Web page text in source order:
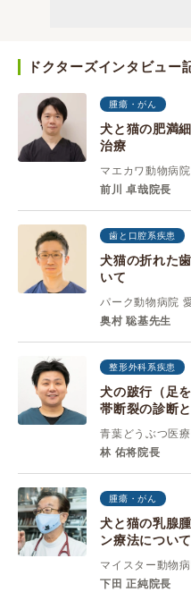
ドクターズインタビュー
腫瘍・がん
犬と猫の肥満
治療
マエカワ動物病
前川 卓哉院長
歯と口腔系疾患
犬猫の折れた
いて
パーク動物病院
奥村 聡基先生
整形外科系疾患
犬の跛行（足
帯断裂の診断
青葉どうぶつ医
林 佑将院長
腫瘍・がん
犬と猫の乳腺
ン療法について
マイスター動物
下田 正純院長